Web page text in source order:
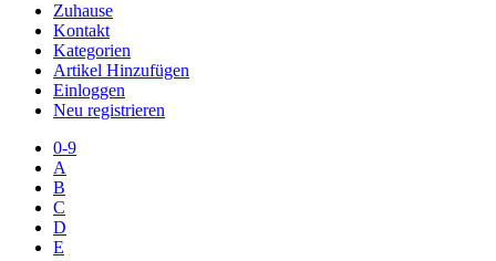
Zuhause
Kontakt
Kategorien
Artikel Hinzufügen
Einloggen
Neu registrieren
0-9
A
B
C
D
E